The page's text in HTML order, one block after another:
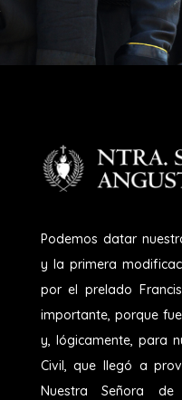
Podemos datar
y la primera
por el prelado
importante, porque
y, lógicamente, para
Civil, que llegó a
Nuestra Señora